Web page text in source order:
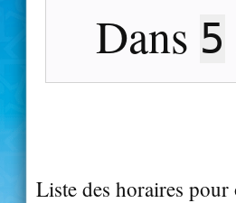
Dans 5
Liste des horaires